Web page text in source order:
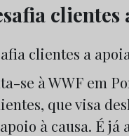
clientes
se à WWF em
que visa
à causa. É já